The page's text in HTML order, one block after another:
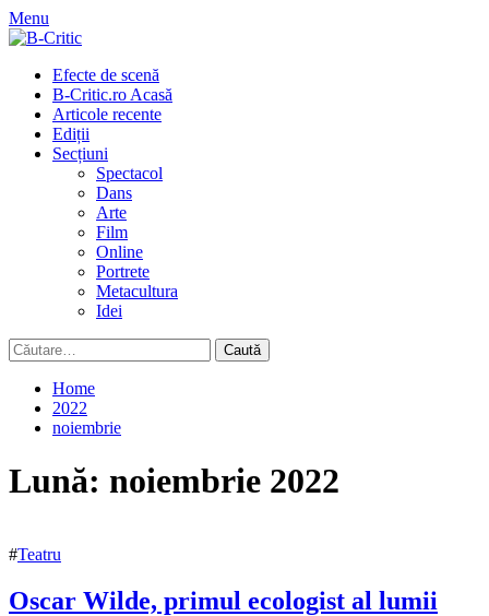
Skip
to
Menu
Primary
Menu
Efecte de scenă
B-Critic.ro Acasă
Articole recente
Ediții
Secțiuni
Spectacol
Dans
Arte
Film
Online
Portrete
Metacultura
Idei
Caută
după:
Home
2022
noiembrie
Lună: noiembrie 2022
#Teatru
Oscar Wilde, primul ecologist al lumii